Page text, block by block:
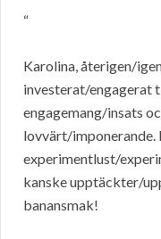
“
Karolina, återigen/
investerat/engagerat
engagemang/insats
lovvärt/imponerande.
experimentlust/
kanske upptäckter/
banansmak!